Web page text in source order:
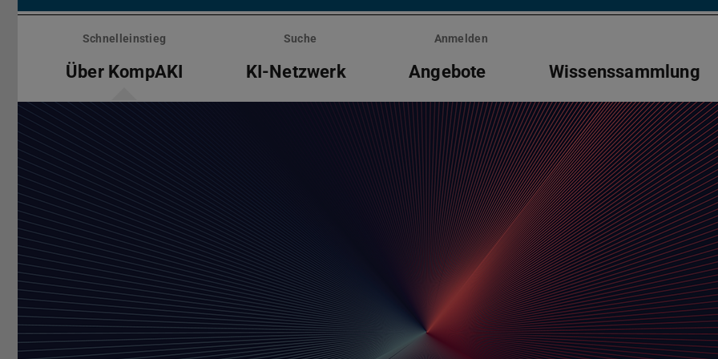
Menü
überspringenSchnelleinstieg Suche Anmelden
Über KompAKI KI-Netzwerk Angebote Wissenssammlung